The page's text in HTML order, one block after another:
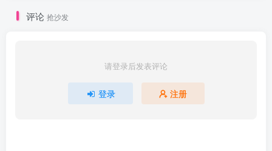
评论 抢沙发
请登录后发表评论
登录 注册